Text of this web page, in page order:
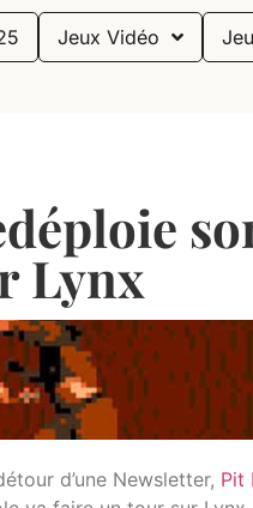
Jeux Vidéo
Lynx
d’une Newsletter, Pit